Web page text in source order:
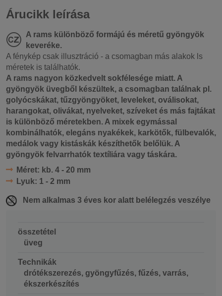
Árucikk leírása
A rams különböző formájú és méretű gyöngyök
keveréke.
A fénykép csak illusztráció - a csomagban más alakok ls
méretek is találhatók.
A rams nagyon közkedvelt sokfélesége miatt. A
gyöngyök üvegből készültek, a csomagban találnak pl.
golyócskákat, tűzgyöngyöket, leveleket, oválisokat,
harangokat, olivákat, nyelveket, szíveket és más fajtákat
is különböző méretekben. A mixek egymással
kombinálhatók, elegáns nyakékek, karkötők, fülbevalók,
medálok vagy kistáskák készíthetők belőlük. A
gyöngyök felvarrhatók textíliára vagy táskára.
Méret: kb. 4 - 20 mm
Lyuk: 1 - 2 mm
Nem alkalmas 3 éves kor alatt belélegzés veszélye
összetétel
üveg
Technikák
drótékszerezés, gyöngyfűzés, fűzés, varrás,
ékszerkészítés